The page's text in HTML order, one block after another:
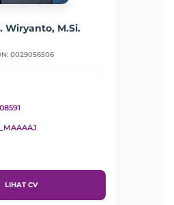
Wiryanto, M.Si.
0029056506
LIHAT CV